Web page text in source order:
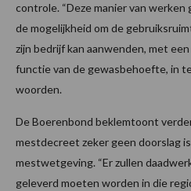
controle. “Deze manier van
de mogelijkheid om de
zijn bedrijf kan aanwenden, met
functie van de gewasbehoefte, in
woorden.
De Boerenbond beklemtoont
mestdecreet zeker geen doorslag
mestwetgeving. “Er zullen
geleverd moeten worden in die